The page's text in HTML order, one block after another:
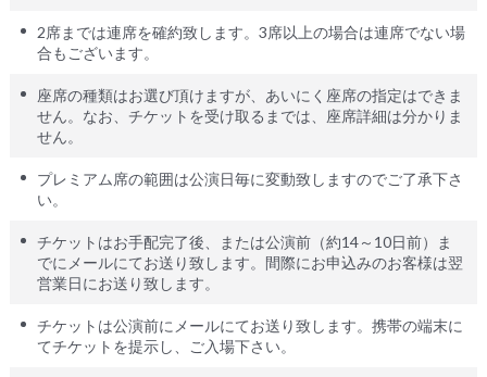
2席までは連席を確約致します。3席以上の場合は連席でない場
合もございます。
座席の種類はお選び頂けますが、あいにく座席の指定はできま
せん。なお、チケットを受け取るまでは、座席詳細は分かりま
せん。
プレミアム席の範囲は公演日毎に変動致しますのでご了承下さ
い。
チケットはお手配完了後、または公演前（約14～10日前）ま
でにメールにてお送り致します。間際にお申込みのお客様は翌
営業日にお送り致します。
チケットは公演前にメールにてお送り致します。携帯の端末に
てチケットを提示し、ご入場下さい。